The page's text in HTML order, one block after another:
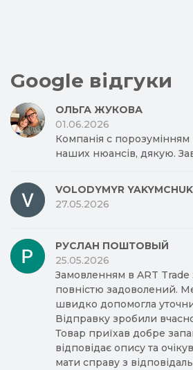
Google відгуки
ОЛЬГА ЖУКОВА
01.06.2026
Компанія с порозумінням
наших нюансів, дякую.
VOLODYMYR YAKYMCHUK
27.05.2026
РУСЛАН ПОШТОВЫЙ
25.05.2026
Замовленням в ART
повністю задоволений.
швидко допомогла
Відправку зробили
Товар приїхав добре
відповідає опису та
мати справу з